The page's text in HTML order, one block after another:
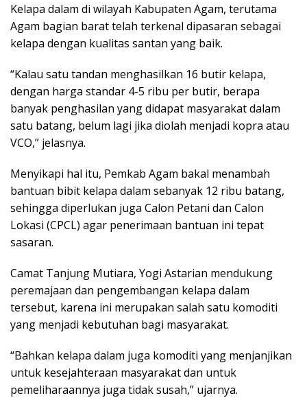
Kelapa dalam di wilayah Kabupaten Agam, terutama
Agam bagian barat telah terkenal dipasaran sebagai
kelapa dengan kualitas santan yang baik.
“Kalau satu tandan menghasilkan 16 butir kelapa,
dengan harga standar 4-5 ribu per butir, berapa
banyak penghasilan yang didapat masyarakat dalam
satu batang, belum lagi jika diolah menjadi kopra atau
VCO,” jelasnya.
Menyikapi hal itu, Pemkab Agam bakal menambah
bantuan bibit kelapa dalam sebanyak 12 ribu batang,
sehingga diperlukan juga Calon Petani dan Calon
Lokasi (CPCL) agar penerimaan bantuan ini tepat
sasaran.
Camat Tanjung Mutiara, Yogi Astarian mendukung
peremajaan dan pengembangan kelapa dalam
tersebut, karena ini merupakan salah satu komoditi
yang menjadi kebutuhan bagi masyarakat.
“Bahkan kelapa dalam juga komoditi yang menjanjikan
untuk kesejahteraan masyarakat dan untuk
pemeliharaannya juga tidak susah,” ujarnya.